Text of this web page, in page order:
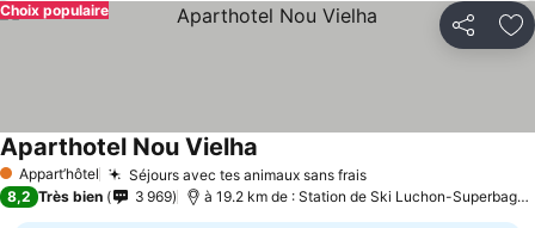
Partager
Choix populaire
1 Étoiles
Appart’hôtel Séjours avec tes animaux sans frais
Aparthotel Nou Vielha
8,2 Très bien 3 969 à 19.2 km de : Station de Ski Luchon-Superbagnères